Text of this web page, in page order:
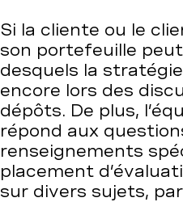
Si la cliente ou le
son portefeuille
desquels la
encore lors des
dépôts. De plus,
répond aux
renseignements
placement
sur divers sujets,